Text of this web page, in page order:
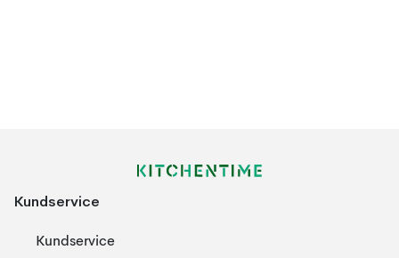
Kundservice
Kundservice